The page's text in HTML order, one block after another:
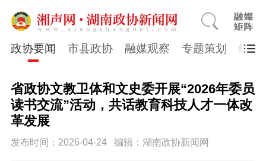
政协要闻 市县政协 融媒观察 专题策划 综合
省政协文教卫体和文史委开展“2026年委员
读书交流”活动，共话教育科技人才一体改
革发展
发布时间：2026-04-24 编辑：湖南政协新闻网